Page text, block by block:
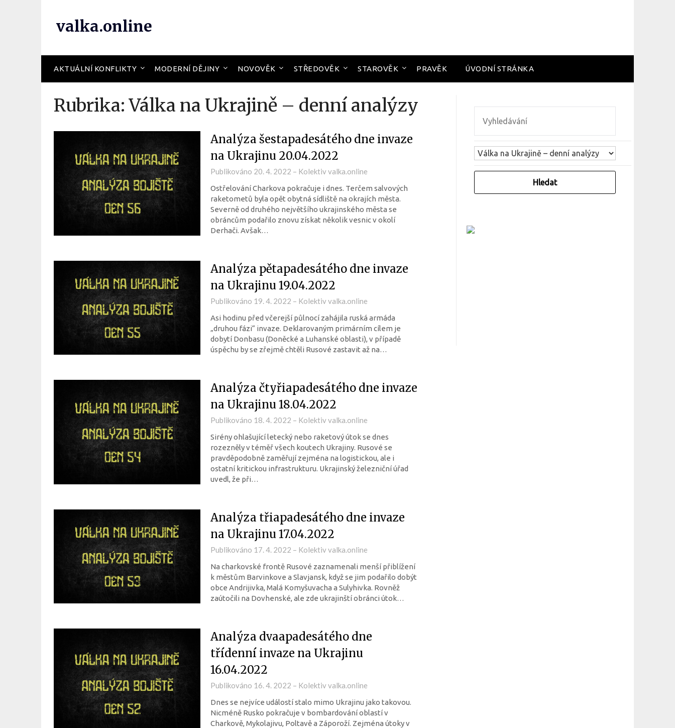
valka.online
AKTUÁLNÍ KONFLIKTY MODERNÍ DĚJINY NOVOVĚK STŘEDOVĚK STAROVĚK PRAVĚK ÚVODNÍ STRÁNKA
Rubrika:Válka na Ukrajině – denní analýzy
Analýza šestapadesátého dne invaze
na Ukrajinu 20.04.2022
Publikováno 20. 4. 2022 – Kolektiv valka.online
Ostřelování Charkova pokračuje i dnes. Terčem salvových
raketometů byla opět obytná sídliště na okrajích města.
Severně od druhého největšího ukrajinského města se
obráncům podařilo znovu získat několik vesnic v okolí
Derhači. Avšak…
Analýza pětapadesátého dne invaze
na Ukrajinu 19.04.2022
Publikováno 19. 4. 2022 – Kolektiv valka.online
Asi hodinu před včerejší půlnocí zahájila ruská armáda
„druhou fázi“ invaze. Deklarovaným primárním cílem je
dobytí Donbasu (Doněcké a Luhanské oblasti), v případě
úspěchu by se zřejmě chtěli Rusové zastavit až na…
Analýza čtyřiapadesátého dne invaze
na Ukrajinu 18.04.2022
Publikováno 18. 4. 2022 – Kolektiv valka.online
Sirény ohlašující letecký nebo raketový útok se dnes
rozezněly v téměř všech koutech Ukrajiny. Rusové se
pravděpodobně zaměřují zejména na logistickou, ale i
ostatní kritickou infrastrukturu. Ukrajinský železniční úřad
uvedl, že při…
Analýza třiapadesátého dne invaze
na Ukrajinu 17.04.2022
Publikováno 17. 4. 2022 – Kolektiv valka.online
Na charkovské frontě Rusové zaznamenali menší přiblížení
k městům Barvinkove a Slavjansk, když se jim podařilo dobýt
obce Andrijivka, Malá Komyšuvacha a Sulyhivka. Rovněž
zaútočili na Dovhenské, ale zde ukrajinští obránci útok…
Analýza dvaapadesátého dne
třídenní invaze na Ukrajinu
16.04.2022
Publikováno 16. 4. 2022 – Kolektiv valka.online
Dnes se nejvíce událostí stalo mimo Ukrajinu jako takovou.
Nicméně Rusko pokračuje v bombardování oblastí v
Charkově, Mykolajivu, Poltavě a Záporoží. Zejména útoky v